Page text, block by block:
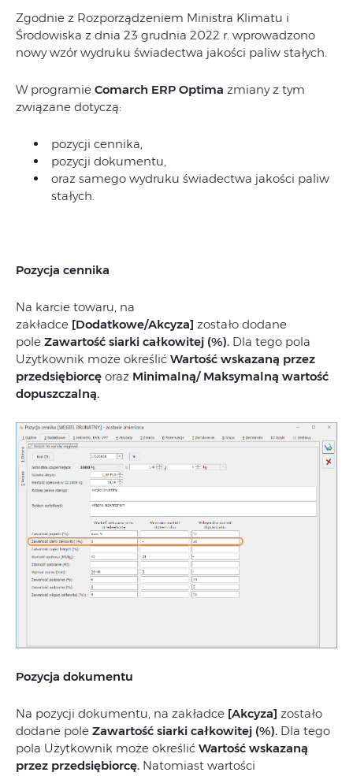
Zgodnie z Rozporządzeniem Ministra Klimatu i
Środowiska z dnia 23 grudnia 2022 r. wprowadzono
nowy wzór wydruku świadectwa jakości paliw stałych.
W programie Comarch ERP Optima zmiany z tym
związane dotyczą:
pozycji cennika,
pozycji dokumentu,
oraz samego wydruku świadectwa jakości paliw
stałych.
Pozycja cennika
Na karcie towaru, na
zakładce [Dodatkowe/Akcyza] zostało dodane
pole Zawartość siarki całkowitej (%). Dla tego pola
Użytkownik może określić Wartość wskazaną przez
przedsiębiorcę oraz Minimalną/ Maksymalną wartość
dopuszczalną.
Pozycja dokumentu
Na pozycji dokumentu, na zakładce [Akcyza] zostało
dodane pole Zawartość siarki całkowitej (%). Dla tego
pola Użytkownik może określić Wartość wskazaną
przez przedsiębiorcę. Natomiast wartości